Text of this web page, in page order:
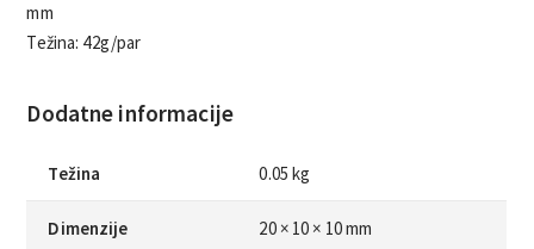
mm
Težina: 42g/par
Dodatne informacije
Težina 0.05 kg
Dimenzije 20 × 10 × 10 mm